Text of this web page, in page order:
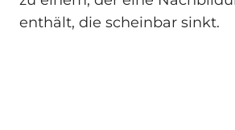
enthält, die scheinbar sinkt.